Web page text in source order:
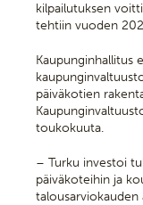
kilpailutuksen
tehtiin vuoden
Kaupunginhallitus
päiväkotien
toukokuuta.
– Turku investoi
päiväkoteihin ja
talousarviokauden